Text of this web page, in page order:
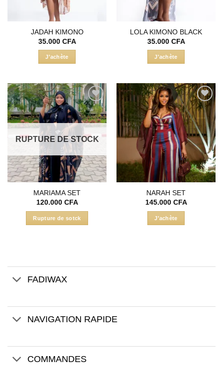
JADAH KIMONO
35.000 CFA
J'achète
LOLA KIMONO BLACK
35.000 CFA
J'achète
Ajouter
à la liste
d’envies
RUPTURE DE STOCK
MARIAMA SET
120.000 CFA
Rupture de sotck
Ajouter
à la liste
d’envies
NARAH SET
145.000 CFA
J'achète
FADIWAX
NAVIGATION RAPIDE
COMMANDES